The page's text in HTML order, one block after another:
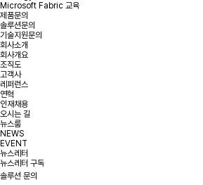
Microsoft Fabric 교육
제품문의
솔루션문의
기술지원문의
회사소개
회사개요
조직도
고객사
레퍼런스
연혁
인재채용
오시는 길
뉴스룸
NEWS
EVENT
뉴스레터
뉴스레터 구독
솔루션 문의